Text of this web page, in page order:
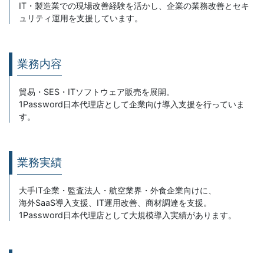
IT・製造業での現場改善経験を活かし、企業の業務改善とセキ
ュリティ運用を支援しています。
業務内容
貿易・SES・ITソフトウェア販売を展開。
1Password日本代理店として企業向け導入支援を行っていま
す。
業務実績
大手IT企業・監査法人・航空業界・外食企業向けに、
海外SaaS導入支援、IT運用改善、商材調達を支援。
1Password日本代理店として大規模導入実績があります。